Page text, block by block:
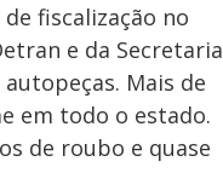
fiscalização no
e da Secretaria
Mais de
em todo o estado.
de roubo e quase